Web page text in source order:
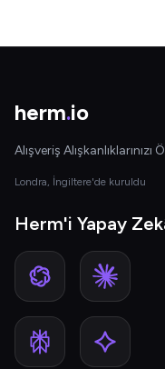
herm.io
Alışveriş
Londra, İngiltere'de kuruldu
Herm'i Yapay